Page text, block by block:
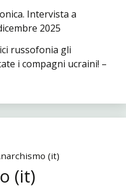
Intervista a
2025
russofonia gli
i compagni ucraini! –
(it)
(it)